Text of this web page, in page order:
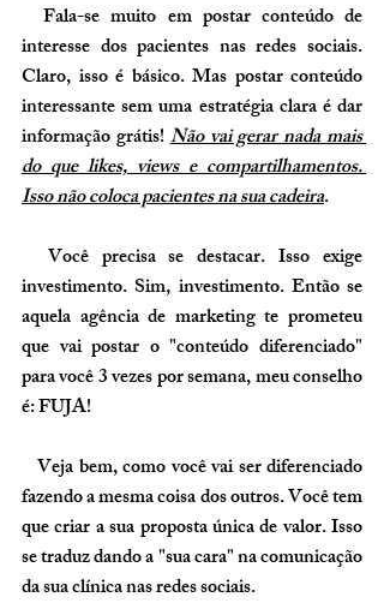
Fala-se muito em postar conteúdo de
interesse dos pacientes nas redes sociais.
Claro, isso é básico. Mas postar conteúdo
interessante sem uma estratégia clara é dar
informação grátis! Não vai gerar nada mais
do que likes, views e compartilhamentos.
Isso não coloca pacientes na sua cadeira.
Você precisa se destacar. Isso exige
investimento. Sim, investimento. Então se
aquela agência de marketing te prometeu
que vai postar o "conteúdo diferenciado"
para você 3 vezes por semana, meu conselho
é: FUJA!
Veja bem, como você vai ser diferenciado
fazendo a mesma coisa dos outros. Você tem
que criar a sua proposta única de valor. Isso
se traduz dando a "sua cara" na comunicação
da sua clínica nas redes sociais.